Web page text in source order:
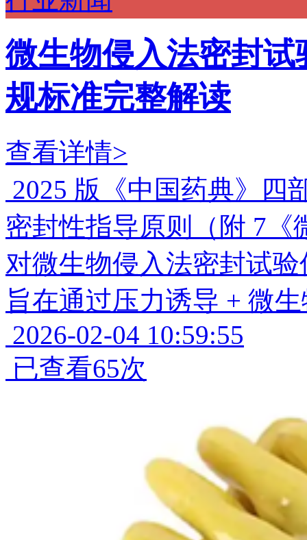
微生物侵入法密封试
规标准完整解读
查看详情>
2025 版《中国药典》四
密封性指导原则（附 7
对微生物侵入法密封试
旨在通过压力诱导 + 微
2026-02-04 10:59:55
已查看65次